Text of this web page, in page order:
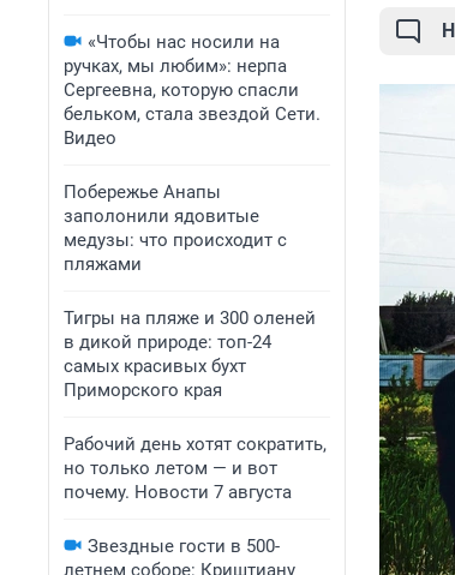
«Чтобы нас носили на
ручках, мы любим»: нерпа
Сергеевна, которую спасли
бельком, стала звездой Сети.
Видео
Побережье Анапы
заполонили ядовитые
медузы: что происходит с
пляжами
Тигры на пляже и 300 оленей
в дикой природе: топ-24
самых красивых бухт
Приморского края
Рабочий день хотят сократить,
но только летом — и вот
почему. Новости 7 августа
Звездные гости в 500-
летнем соборе: Криштиану